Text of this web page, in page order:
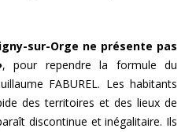
sur-Orge ne présente pas
, pour rependre la formule du
FABUREL. Les habitants
des territoires et des lieux de
discontinue et inégalitaire. Ils